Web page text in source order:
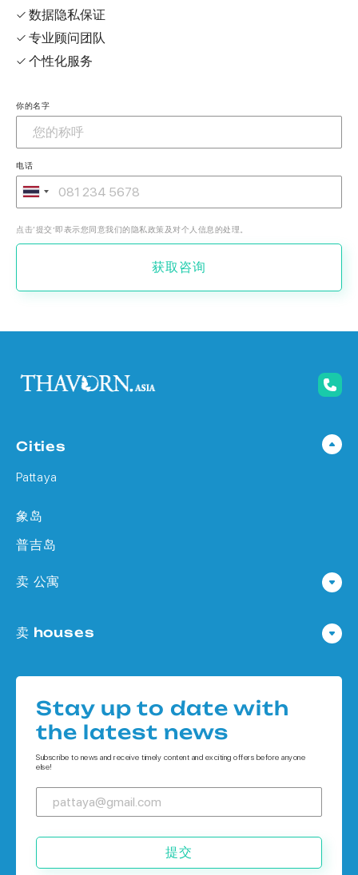
✓ 数据隐私保证
✓ 专业顾问团队
✓ 个性化服务
你的名字
电话
点击‘提交’即表示您同意我们的隐私政策及对个人信息的处理。
获取咨询
Cities
Pattaya
象岛
普吉岛
卖 公寓
公寓 在
公寓 在 普吉岛
卖 houses
Houses 在 象岛
Stay up to date with
the latest news
Subscribe to news and receive timely content and exciting offers before anyone
else!
提交